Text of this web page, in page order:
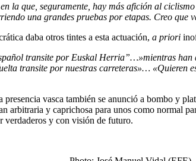
la que, seguramente, hay más afición al
una grandes pruebas por etapas. Creo que
daba otros tintes a esta actuación, a priori
transite por Euskal Herria”…»mientras
transite por nuestras carreteras»…
presencia vasca también se anunció a bombo y
arbitraria y caprichosa para unos como normal
verdaderos y con visión de futuro.